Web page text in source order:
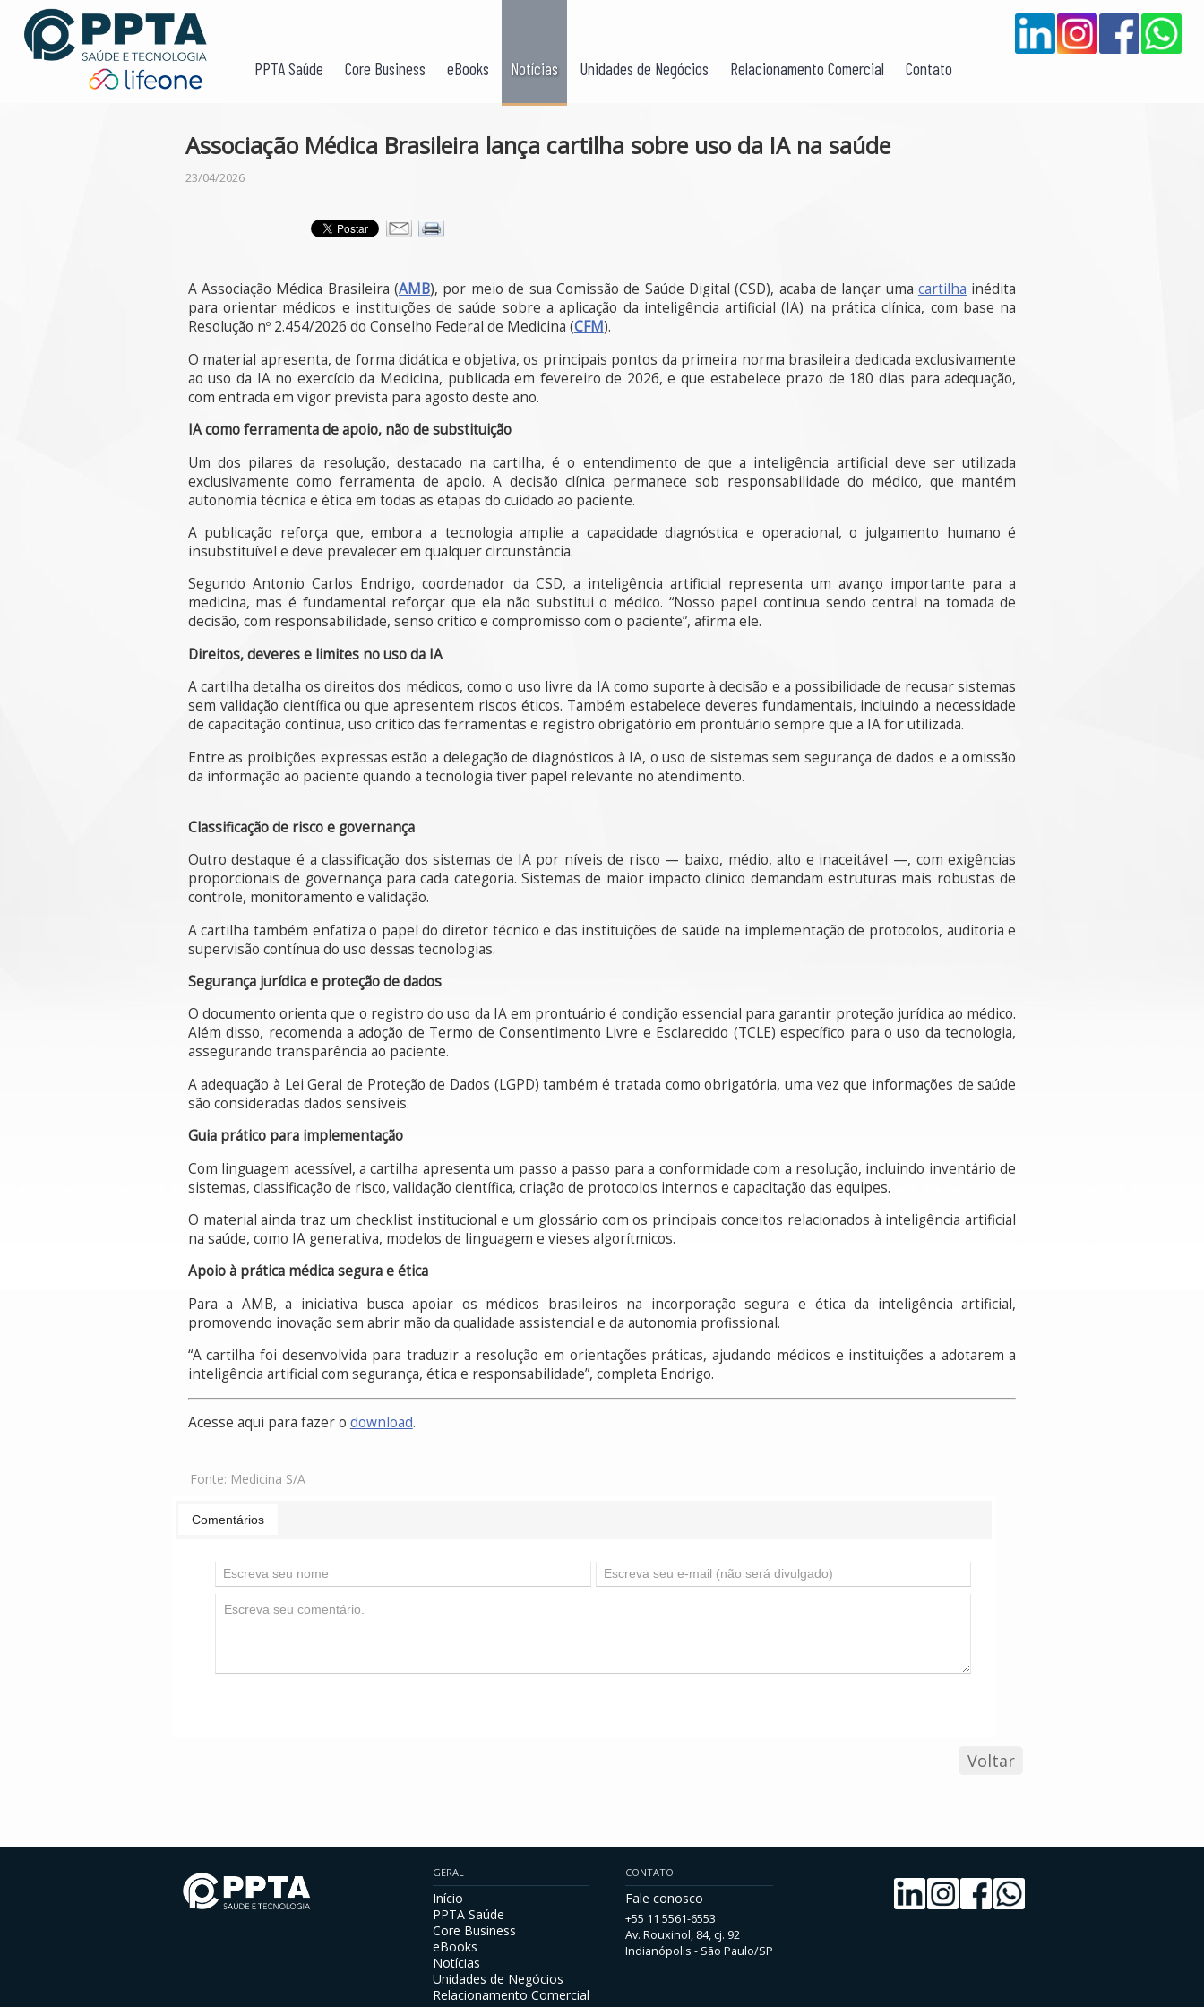
PPTA Saúde Core Business eBooks Notícias Unidades de Negócios Relacionamento Comercial Contato
Associação Médica Brasileira lança cartilha sobre uso da IA na saúde
23/04/2026
A Associação Médica Brasileira (AMB), por meio de sua Comissão de Saúde Digital (CSD), acaba de lançar uma cartilha inédita
para orientar médicos e instituições de saúde sobre a aplicação da inteligência artificial (IA) na prática clínica, com base na
Resolução nº 2.454/2026 do Conselho Federal de Medicina (CFM).
O material apresenta, de forma didática e objetiva, os principais pontos da primeira norma brasileira dedicada exclusivamente
ao uso da IA no exercício da Medicina, publicada em fevereiro de 2026, e que estabelece prazo de 180 dias para adequação,
com entrada em vigor prevista para agosto deste ano.
IA como ferramenta de apoio, não de substituição
Um dos pilares da resolução, destacado na cartilha, é o entendimento de que a inteligência artificial deve ser utilizada
exclusivamente como ferramenta de apoio. A decisão clínica permanece sob responsabilidade do médico, que mantém
autonomia técnica e ética em todas as etapas do cuidado ao paciente.
A publicação reforça que, embora a tecnologia amplie a capacidade diagnóstica e operacional, o julgamento humano é
insubstituível e deve prevalecer em qualquer circunstância.
Segundo Antonio Carlos Endrigo, coordenador da CSD, a inteligência artificial representa um avanço importante para a
medicina, mas é fundamental reforçar que ela não substitui o médico. “Nosso papel continua sendo central na tomada de
decisão, com responsabilidade, senso crítico e compromisso com o paciente”, afirma ele.
Direitos, deveres e limites no uso da IA
A cartilha detalha os direitos dos médicos, como o uso livre da IA como suporte à decisão e a possibilidade de recusar sistemas
sem validação científica ou que apresentem riscos éticos. Também estabelece deveres fundamentais, incluindo a necessidade
de capacitação contínua, uso crítico das ferramentas e registro obrigatório em prontuário sempre que a IA for utilizada.
Entre as proibições expressas estão a delegação de diagnósticos à IA, o uso de sistemas sem segurança de dados e a omissão
da informação ao paciente quando a tecnologia tiver papel relevante no atendimento.
Classificação de risco e governança
Outro destaque é a classificação dos sistemas de IA por níveis de risco — baixo, médio, alto e inaceitável —, com exigências
proporcionais de governança para cada categoria. Sistemas de maior impacto clínico demandam estruturas mais robustas de
controle, monitoramento e validação.
A cartilha também enfatiza o papel do diretor técnico e das instituições de saúde na implementação de protocolos, auditoria e
supervisão contínua do uso dessas tecnologias.
Segurança jurídica e proteção de dados
O documento orienta que o registro do uso da IA em prontuário é condição essencial para garantir proteção jurídica ao médico.
Além disso, recomenda a adoção de Termo de Consentimento Livre e Esclarecido (TCLE) específico para o uso da tecnologia,
assegurando transparência ao paciente.
A adequação à Lei Geral de Proteção de Dados (LGPD) também é tratada como obrigatória, uma vez que informações de saúde
são consideradas dados sensíveis.
Guia prático para implementação
Com linguagem acessível, a cartilha apresenta um passo a passo para a conformidade com a resolução, incluindo inventário de
sistemas, classificação de risco, validação científica, criação de protocolos internos e capacitação das equipes.
O material ainda traz um checklist institucional e um glossário com os principais conceitos relacionados à inteligência artificial
na saúde, como IA generativa, modelos de linguagem e vieses algorítmicos.
Apoio à prática médica segura e ética
Para a AMB, a iniciativa busca apoiar os médicos brasileiros na incorporação segura e ética da inteligência artificial,
promovendo inovação sem abrir mão da qualidade assistencial e da autonomia profissional.
“A cartilha foi desenvolvida para traduzir a resolução em orientações práticas, ajudando médicos e instituições a adotarem a
inteligência artificial com segurança, ética e responsabilidade”, completa Endrigo.
Acesse aqui para fazer o download.
Fonte: Medicina S/A
Comentários
Voltar
GERAL
Início
PPTA Saúde
Core Business
eBooks
Notícias
Unidades de Negócios
Relacionamento Comercial
CONTATO
Fale conosco
+55 11 5561-6553
Av. Rouxinol, 84, cj. 92
Indianópolis - São Paulo/SP